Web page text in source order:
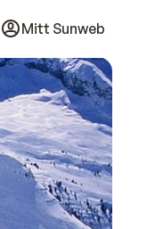
Mitt Sunweb